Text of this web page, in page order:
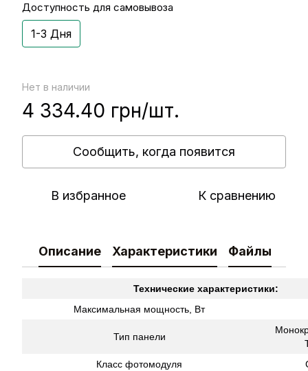
Доступность для самовывоза
1-3 Дня
Нет в наличии
4 334.40 грн/шт.
Сообщить, когда появится
В избранное К сравнению
Описание Характеристики Файлы
Технические характеристики:
Максимальная мощность, Вт
Тип панели
Класс фотомодуля